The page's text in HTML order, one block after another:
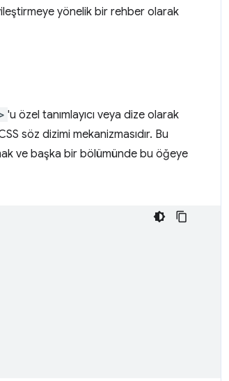
yönelik bir rehber olarak
'u özel tanımlayıcı veya dize olarak
söz dizimi mekanizmasıdır. Bu
ve başka bir bölümünde bu öğeye